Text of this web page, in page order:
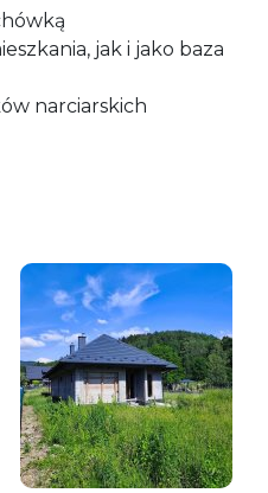
jak i jako baza
narciarskich